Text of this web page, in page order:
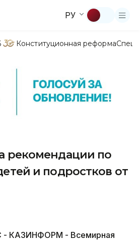
РУ
Конституционная реформа
рекомендации по
и подростков от
КАЗИНФОРМ - Всемирная